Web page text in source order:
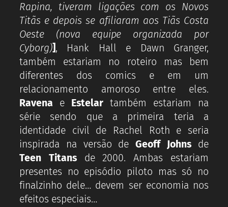
Rapina, tiveram ligações com os Novos
Titãs e depois se afiliaram aos Tiãs Costa
Oeste (nova equipe organizada por
Cyborg)], Hank Hall e Dawn Granger,
também estariam no roteiro mas bem
diferentes dos comics e em um
relacionamento amoroso entre eles.
Ravena e Estelar também estariam na
série sendo que a primeira teria a
identidade civil de Rachel Roth e seria
inspirada na versão deGeoff Johns de
Teen Titansde 2000. Ambas estariam
presentes no episódio piloto mas só no
finalzinho dele… devem ser economia nos
efeitos especiais…